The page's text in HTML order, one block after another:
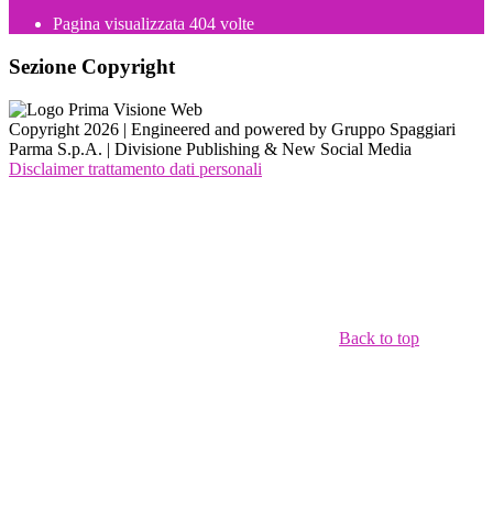
Pagina visualizzata 404 volte
Sezione Copyright
Copyright 2026 | Engineered and powered by Gruppo Spaggiari
Parma S.p.A. | Divisione Publishing & New Social Media
Disclaimer trattamento dati personali
Back to top